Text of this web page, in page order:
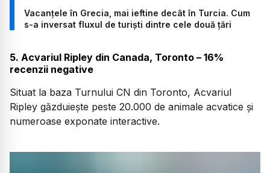
Vacanțele în Grecia, mai ieftine decât în Turcia. Cum
s-a inversat fluxul de turiști dintre cele două țări
5. Acvariul Ripley din Canada, Toronto – 16%
recenzii negative
Situat la baza Turnului CN din Toronto, Acvariul
Ripley găzduiește peste 20.000 de animale acvatice și
numeroase exponate interactive.